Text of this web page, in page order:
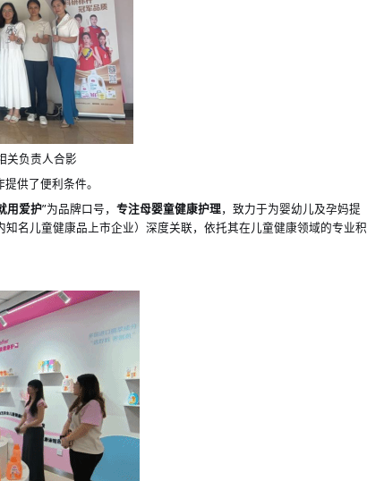
关负责人合影
供了便利条件。
用爱护”为品牌口号，专注母婴童健康护理，致力于为婴幼儿及孕妈提
知名儿童健康品上市企业）深度关联，依托其在儿童健康领域的专业积